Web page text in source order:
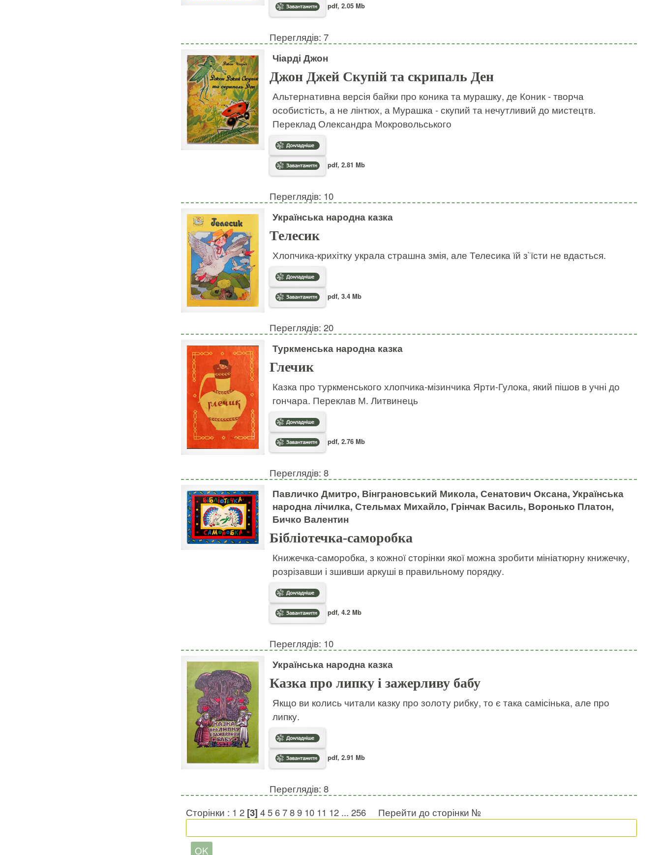
pdf, 2.05 Mb
Переглядів: 7
Чіарді Джон
Джон Джей Скупій та скрипаль Ден
Альтернативна версія байки про коника та мурашку, де Коник - творча
особистість, а не лінтюх, а Мурашка - скупий та нечутливий до мистецтв.
Переклад Олександра Мокровольського
pdf, 2.81 Mb
Переглядів: 10
Українська народна казка
Телесик
Хлопчика-крихітку украла страшна змія, але Телесика їй з`їсти не вдасться.
pdf, 3.4 Mb
Переглядів: 20
Туркменська народна казка
Глечик
Казка про туркменського хлопчика-мізинчика Ярти-Гулока, який пішов в учні до
гончара. Переклав М. Литвинець
pdf, 2.76 Mb
Переглядів: 8
Павличко Дмитро, Вінграновський Микола, Сенатович Оксана, Українська
народна лічилка, Стельмах Михайло, Грінчак Василь, Воронько Платон,
Бичко Валентин
Бібліотечка-саморобка
Книжечка-саморобка, з кожної сторінки якої можна зробити мініатюрну книжечку,
розрізавши і зшивши аркуші в правильному порядку.
pdf, 4.2 Mb
Переглядів: 10
Українська народна казка
Казка про липку і зажерливу бабу
Якщо ви колись читали казку про золоту рибку, то є така самісінька, але про
липку.
pdf, 2.91 Mb
Переглядів: 8
Сторінки : 1 2 [3] 4 5 6 7 8 9 10 11 12... 256 Перейти до сторінки №